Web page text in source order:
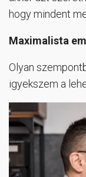
hogy mindent
Maximalista
Olyan
igyekszem a